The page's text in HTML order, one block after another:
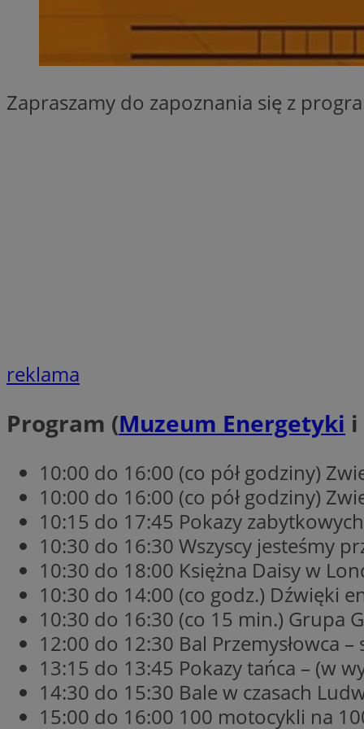
Zapraszamy do zapoznania się z
reklama
Program (Muzeum Energetyki i
10:00 do 16:00 (co pół godziny)
10:00 do 16:00 (co pół godziny)
10:15 do 17:45 Pokazy
10:30 do 16:30 Wszyscy jesteśmy
10:30 do 18:00 Księżna Daisy w
10:30 do 14:00 (co godz.) Dźwięki
10:30 do 16:30 (co 15 min.) Grupa
12:00 do 12:30 Bal Przemysłowca
13:15 do 13:45 Pokazy tańca – (w
14:30 do 15:30 Bale w czasach
15:00 do 16:00 100 motocykli na
MvSessID
li_gc
Nazwa
_ga_VBEXFQ7ESL
_ga
Nazwa
tuuid_lu
Nazwa
ADK_EX_11
__mguid_